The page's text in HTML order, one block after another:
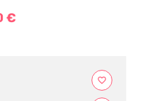
€
favorite_border